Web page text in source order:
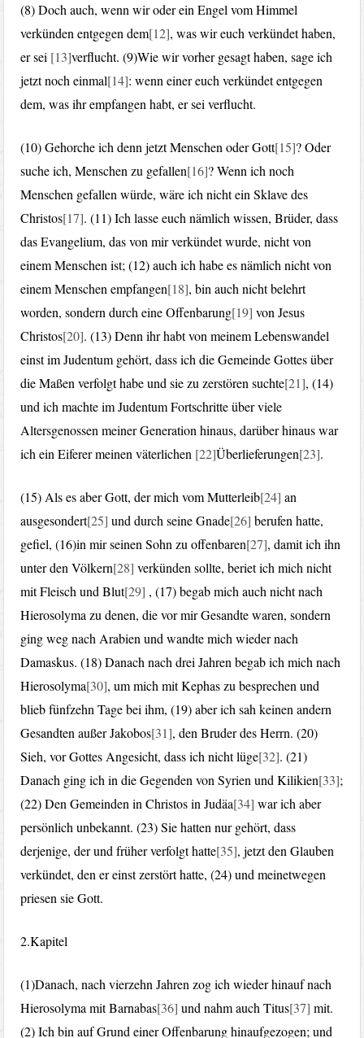
(8) Doch auch, wenn wir oder ein Engel vom Himmel
verkünden entgegen dem[12], was wir euch verkündet haben,
er sei [13]verflucht. (9)Wie wir vorher gesagt haben, sage ich
jetzt noch einmal[14]: wenn einer euch verkündet entgegen
dem, was ihr empfangen habt, er sei verflucht.
(10) Gehorche ich denn jetzt Menschen oder Gott[15]? Oder
suche ich, Menschen zu gefallen[16]? Wenn ich noch
Menschen gefallen würde, wäre ich nicht ein Sklave des
Christos[17]. (11) Ich lasse euch nämlich wissen, Brüder, dass
das Evangelium, das von mir verkündet wurde, nicht von
einem Menschen ist; (12) auch ich habe es nämlich nicht von
einem Menschen empfangen[18], bin auch nicht belehrt
worden, sondern durch eine Offenbarung[19] von Jesus
Christos[20]. (13) Denn ihr habt von meinem Lebenswandel
einst im Judentum gehört, dass ich die Gemeinde Gottes über
die Maßen verfolgt habe und sie zu zerstören suchte[21], (14)
und ich machte im Judentum Fortschritte über viele
Altersgenossen meiner Generation hinaus, darüber hinaus war
ich ein Eiferer meinen väterlichen [22]Überlieferungen[23].
(15) Als es aber Gott, der mich vom Mutterleib[24] an
ausgesondert[25] und durch seine Gnade[26] berufen hatte,
gefiel, (16)in mir seinen Sohn zu offenbaren[27], damit ich ihn
unter den Völkern[28] verkünden sollte, beriet ich mich nicht
mit Fleisch und Blut[29] , (17) begab mich auch nicht nach
Hierosolyma zu denen, die vor mir Gesandte waren, sondern
ging weg nach Arabien und wandte mich wieder nach
Damaskus. (18) Danach nach drei Jahren begab ich mich nach
Hierosolyma[30], um mich mit Kephas zu besprechen und
blieb fünfzehn Tage bei ihm, (19) aber ich sah keinen andern
Gesandten außer Jakobos[31], den Bruder des Herrn. (20)
Sieh, vor Gottes Angesicht, dass ich nicht lüge[32]. (21)
Danach ging ich in die Gegenden von Syrien und Kilikien[33];
(22) Den Gemeinden in Christos in Judäa[34] war ich aber
persönlich unbekannt. (23) Sie hatten nur gehört, dass
derjenige, der und früher verfolgt hatte[35], jetzt den Glauben
verkündet, den er einst zerstört hatte, (24) und meinetwegen
priesen sie Gott.
2.Kapitel
(1)Danach, nach vierzehn Jahren zog ich wieder hinauf nach
Hierosolyma mit Barnabas[36] und nahm auch Titus[37] mit.
(2) Ich bin auf Grund einer Offenbarung hinaufgezogen; und